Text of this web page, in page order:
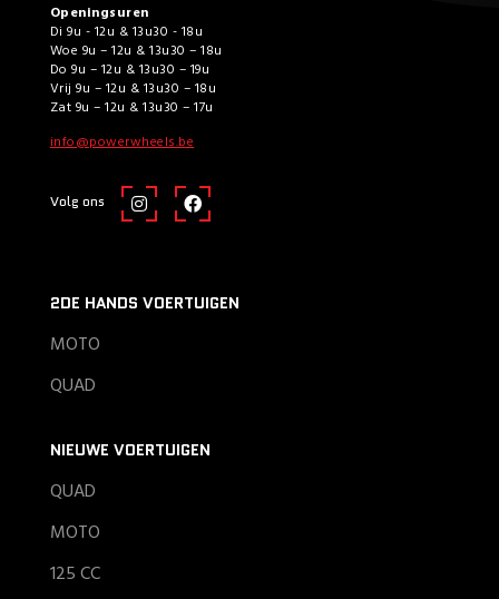
Openingsuren
Di 9u - 12u & 13u30 - 18u
Woe 9u – 12u & 13u30 – 18u
Do 9u – 12u & 13u30 – 19u
Vrij 9u – 12u & 13u30 – 18u
Zat 9u – 12u & 13u30 – 17u
info@powerwheels.be
Volg ons
2DE HANDS VOERTUIGEN
MOTO
QUAD
NIEUWE VOERTUIGEN
QUAD
MOTO
125 CC